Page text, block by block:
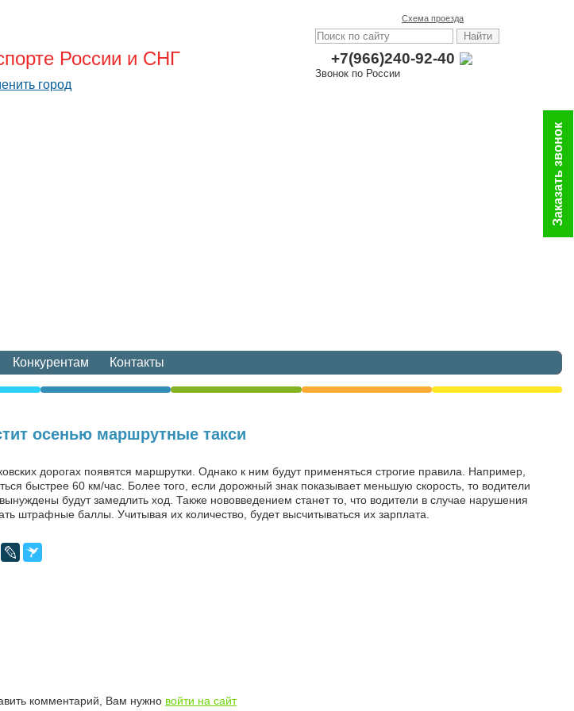
Заказать звонок
России и СНГ +7(966)240-92-40
Звонок по России
город
Схема проезда
Конкурентам Контакты
осенью маршрутные такси
дорогах появятся маршрутки. Однако к ним будут применяться строгие правила. Например,
быстрее 60 км/час. Более того, если дорожный знак показывает меньшую скорость, то водители
будут замедлить ход. Также нововведением станет то, что водители в случае нарушения
штрафные баллы. Учитывая их количество, будет высчитываться их зарплата.
комментарий, Вам нужно войти на сайт